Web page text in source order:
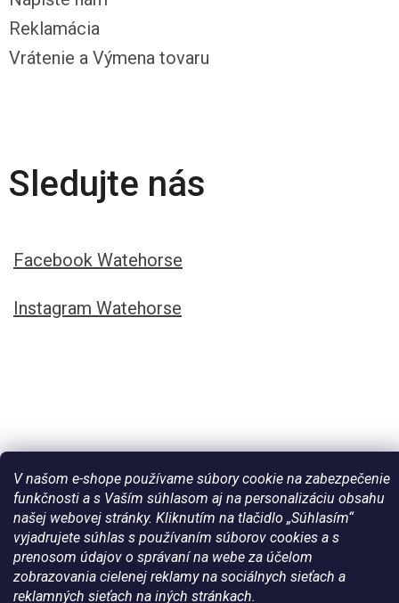
V našom e-shope používame súbory cookie na zabezpečenie
funkčnosti a s Vaším súhlasom aj na personalizáciu obsahu
našej webovej stránky. Kliknutím na tlačidlo „Súhlasím“
vyjadrujete súhlas s používaním súborov cookies a s
prenosom údajov o správaní na webe za účelom
zobrazovania cielenej reklamy na sociálnych sieťach a
reklamných sieťach na iných stránkach.
Reklamácia
Vrátenie a Výmena tovaru
Sledujte nás
Facebook Watehorse
Instagram Watehorse
Vytvoril Shoptet
Copyright 2026Všetko pre vaše kone - WateHorse.sk. Všetky
práva vyhradené.